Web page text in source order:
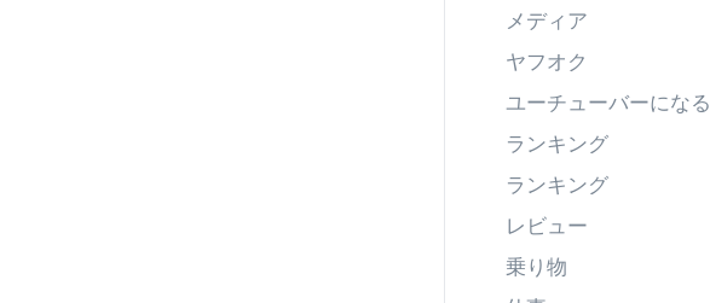
メディア
ヤフオク
ユーチューバーになる
ランキング
ランキング
レビュー
乗り物